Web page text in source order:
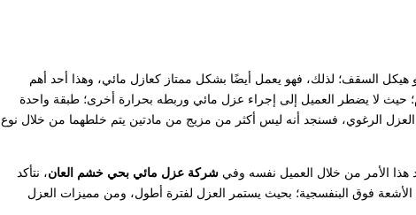
هيكل السقف؛ لذلك، فهو يعمل أيضًا بشكل ممتاز كعازل مائي، وهذا أحد أهم
حيث لا يضطر العميل إلى إجراء عزل مائي وربطه بحرارة أخرى؛ طبقة واحدة
العزل الرغوي، فسنجد أنه ليس أكثر من مزيج من مادتين يتم خلطهما من خلال نوع
شركة عزل مائي بحي خشم العان، نتأكد
فوق البنفسجية؛ بحيث يستمر العزل لفترة أطول، ومن مميزات العزل